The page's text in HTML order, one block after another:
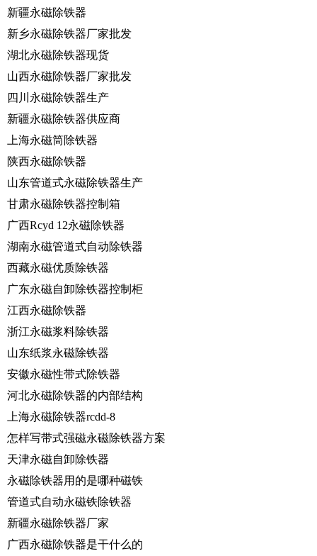
新疆永磁除铁器
新乡永磁除铁器厂家批发
湖北永磁除铁器现货
山西永磁除铁器厂家批发
四川永磁除铁器生产
新疆永磁除铁器供应商
上海永磁筒除铁器
陕西永磁除铁器
山东管道式永磁除铁器生产
甘肃永磁除铁器控制箱
广西Rcyd 12永磁除铁器
湖南永磁管道式自动除铁器
西藏永磁优质除铁器
广东永磁自卸除铁器控制柜
江西永磁除铁器
浙江永磁浆料除铁器
山东纸浆永磁除铁器
安徽永磁性带式除铁器
河北永磁除铁器的内部结构
上海永磁除铁器rcdd-8
怎样写带式强磁永磁除铁器方案
天津永磁自卸除铁器
永磁除铁器用的是哪种磁铁
管道式自动永磁铁除铁器
新疆永磁除铁器厂家
广西永磁除铁器是干什么的